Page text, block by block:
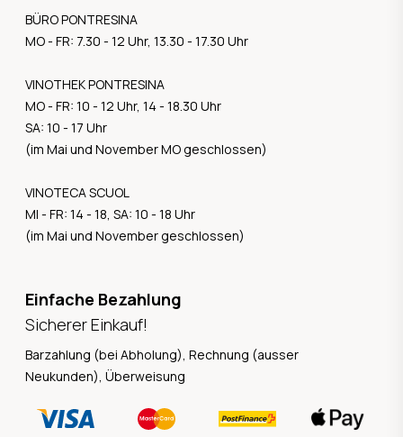
BÜRO PONTRESINA
MO - FR: 7.30 - 12 Uhr, 13.30 - 17.30 Uhr
VINOTHEK PONTRESINA
MO - FR: 10 - 12 Uhr, 14 - 18.30 Uhr
SA: 10 - 17 Uhr
(im Mai und November MO geschlossen)
VINOTECA SCUOL
MI - FR: 14 - 18, SA: 10 - 18 Uhr
(im Mai und November geschlossen)
Einfache Bezahlung
Sicherer Einkauf!
Barzahlung (bei Abholung), Rechnung (ausser
Neukunden), Überweisung